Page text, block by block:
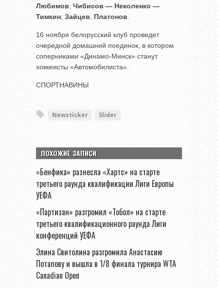
Любимов; Чибисов — Неколенко —
Тимкин; Зайцев Платонов
16 ноября белорусский клуб проведет
очередной домашний поединок, в котором
соперниками «Динамо-Минск» станут
хоккеисты «Автомобилиста».
СПОРТНАВИНЫ
Newsticker Slider
ПОХОЖИЕ ЗАПИСИ
«Бенфика» разнесла «Хартс» на старте
третьего раунда квалификации Лиги Европы
УЕФА
«Партизан» разгромил «Тобол» на старте
третьего квалификационного раунда Лиги
конференций УЕФА
Элина Свитолина разгромила Анастасию
Потапову и вышла в 1/8 финала турнира WTA
Canadian Open